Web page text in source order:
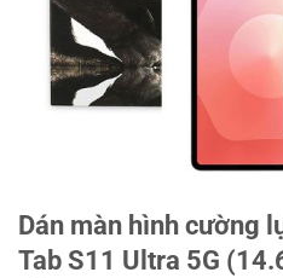
Dán màn hình cường
Tab S11 Ultra 5G